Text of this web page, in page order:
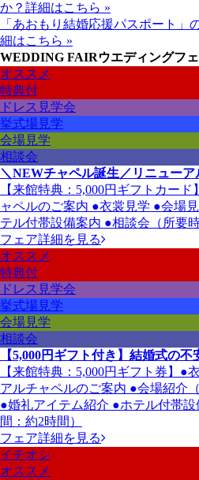
か？ 詳細はこちら »
「あおもり結婚応援パスポート」
細はこちら »
WEDDING FAIRウエディングフ
オススメ
特典付
ドレス見学会
挙式場見学
会場見学
相談会
＼NEWチャペル誕生／リニューア
【来館特典：5,000円ギフトカー
ャペルのご案内 ●衣裳見学 ●会場
テル付帯設備案内 ●相談会（所要
フェア詳細を見る
オススメ
特典付
ドレス見学会
挙式場見学
会場見学
相談会
【5,000円ギフト付き】結婚式の
【来館特典：5,000円ギフト券】●
アルチャペルのご案内 ●会場紹介
●婚礼アイテム紹介 ●ホテル付帯
間：約2時間）
フェア詳細を見る
イチオシ
オススメ